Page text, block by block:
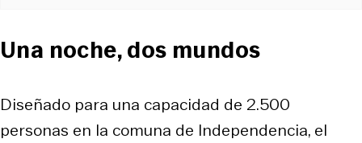
Una noche, dos mundos
Diseñado para una capacidad de 2.500
personas en la comuna de Independencia, el